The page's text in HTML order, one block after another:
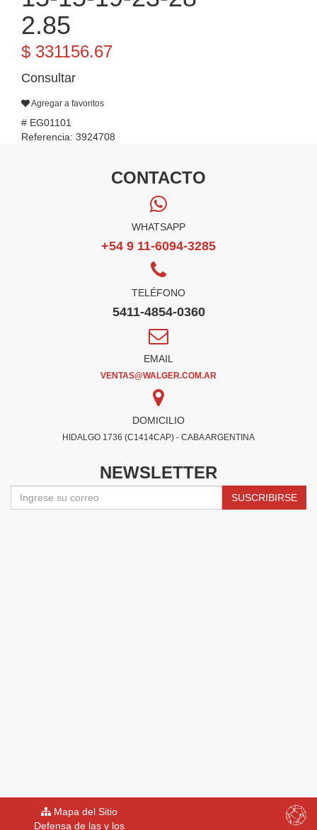
2.85
$ 331156.67
Consultar
Agregar a favoritos
# EG01101
Referencia: 3924708
CONTACTO
WHATSAPP
+54 9 11-6094-3285
TELÉFONO
5411-4854-0360
EMAIL
VENTAS@WALGER.COM.AR
DOMICILIO
HIDALGO 1736 (C1414CAP) - CABA ARGENTINA
NEWSLETTER
SUSCRIBIRSE
Mapa del Sitio
Defensa de las y los